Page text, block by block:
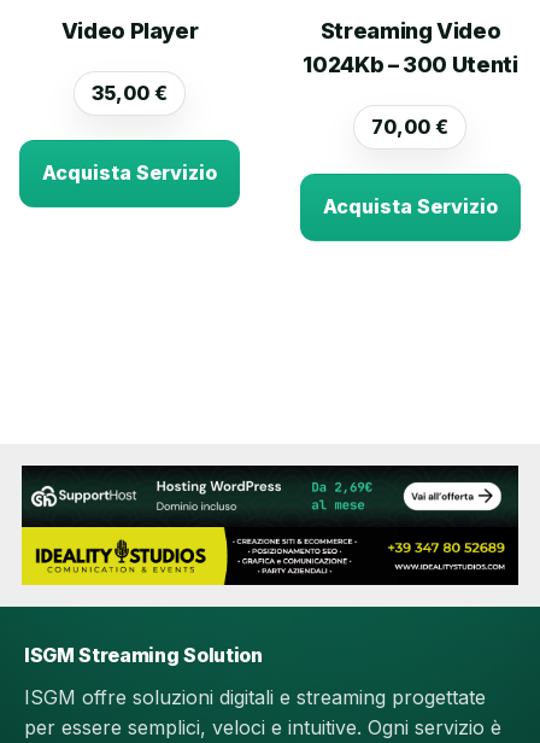
Video Player
35,00€
Acquista Servizio
Streaming Video
1024Kb – 300 Utenti
70,00€
Acquista Servizio
ISGM Streaming Solution
ISGM offre soluzioni digitali e streaming progettate
per essere semplici, veloci e intuitive. Ogni servizio è